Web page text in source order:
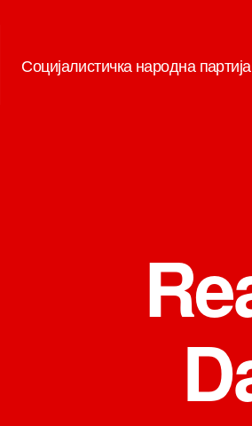
Социјалистичка народна